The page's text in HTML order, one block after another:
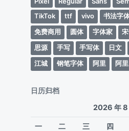
TikTok
ttf vivo 书法字
免费商用
圆体 字体家
思源
手写 手写体 日文
江城
钢笔字体 阿里 阿
日历归档
2026 年 8
一 二 三 四